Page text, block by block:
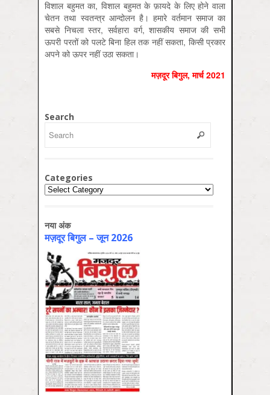
विशाल बहुमत का, विशाल बहुमत के फ़ायदे के लिए होने वाला
चेतन तथा स्वतन्त्र आन्दोलन है। हमारे वर्तमान समाज का
सबसे निचला स्तर, सर्वहारा वर्ग, शासकीय समाज की सभी
ऊपरी परतों को पलटे बिना हिल तक नहीं सकता, किसी प्रकार
अपने को ऊपर नहीं उठा सकता।
मज़दूर बिगुल, मार्च 2021
Search
Categories
Categories
नया अंक
मज़दूर बिगुल – जून 2026